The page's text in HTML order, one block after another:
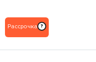
Рассрочка ?